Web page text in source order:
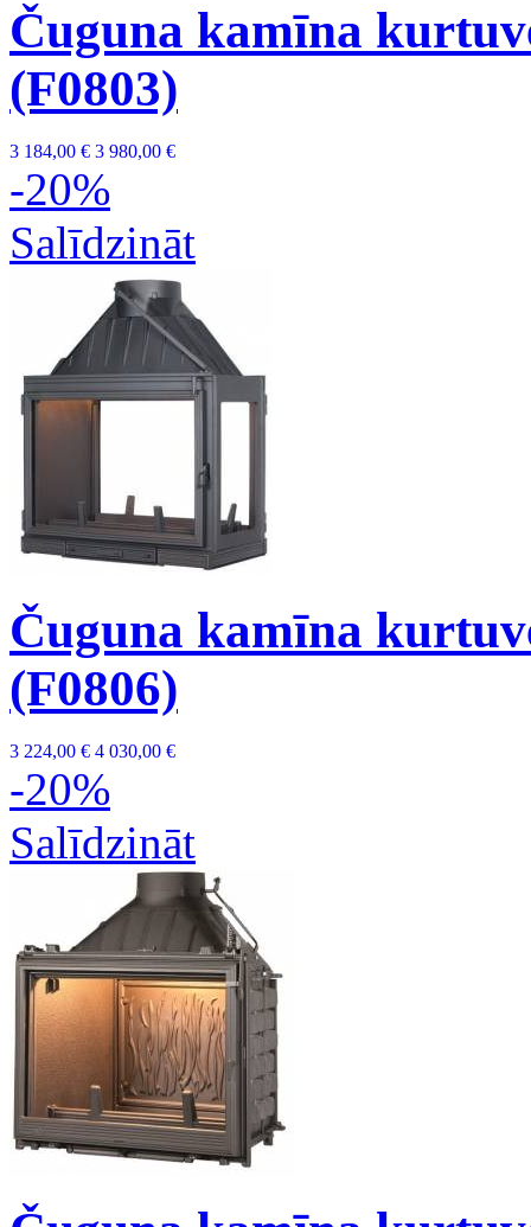
Čuguna kamīna
(F0803)
3 184,00 € 3 980,00 €
-20%
Salīdzināt
Čuguna kamīna
(F0806)
3 224,00 € 4 030,00 €
-20%
Salīdzināt